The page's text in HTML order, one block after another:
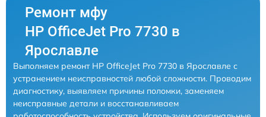
Ремонт мфу
HP OfficeJet Pro 7730 в
Ярославле
Выполняем ремонт HP OfficeJet Pro 7730 в Ярославле с
устранением неисправностей любой сложности. Проводим
диагностику, выявляем причины поломки, заменяем
неисправные детали и восстанавливаем